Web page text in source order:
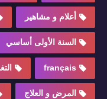
أعلام و مشاهير
السنة الأولى أساسي
français
المرض و العلاج